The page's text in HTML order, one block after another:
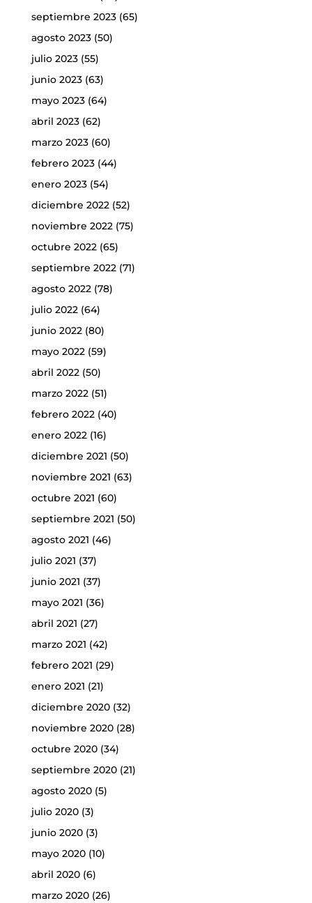
septiembre 2023(65)
agosto 2023(50)
julio 2023(55)
junio 2023(63)
mayo 2023(64)
abril 2023(62)
marzo 2023(60)
febrero 2023(44)
enero 2023(54)
diciembre 2022(52)
noviembre 2022(75)
octubre 2022(65)
septiembre 2022(71)
agosto 2022(78)
julio 2022(64)
junio 2022(80)
mayo 2022(59)
abril 2022(50)
marzo 2022(51)
febrero 2022(40)
enero 2022(16)
diciembre 2021 (50)
noviembre 2021 (63)
octubre 2021 (60)
septiembre 2021 (50)
agosto 2021 (46)
julio 2021 (37)
junio 2021 (37)
mayo 2021 (36)
abril 2021 (27)
marzo 2021 (42)
febrero 2021 (29)
enero 2021 (21)
diciembre 2020(32)
noviembre 2020(28)
octubre 2020(34)
septiembre 2020(21)
agosto 2020(5)
julio 2020(3)
junio 2020(3)
mayo 2020(10)
abril 2020(6)
marzo 2020(26)